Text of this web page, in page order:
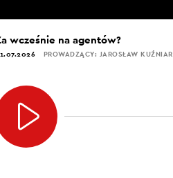
wcześnie na agentów?
PROWADZĄCY: JAROSŁAW KUŹNIAR